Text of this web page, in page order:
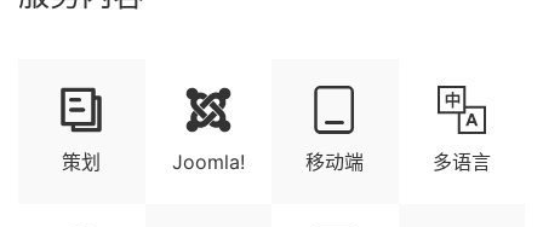
策划 Joomla! 移动端 多语言